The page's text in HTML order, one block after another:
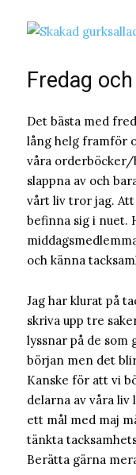
Fredag
Det bästa med
lång helg framför
våra orderböcker/
slappna av och
vårt liv tror jag. Att
befinna sig i nuet.
och känna
Jag har klurat på
skriva upp tre
lyssnar på de
början men det
Kanske för att vi
delarna av våra liv
ett mål med maj
tänkta
Berätta gärna